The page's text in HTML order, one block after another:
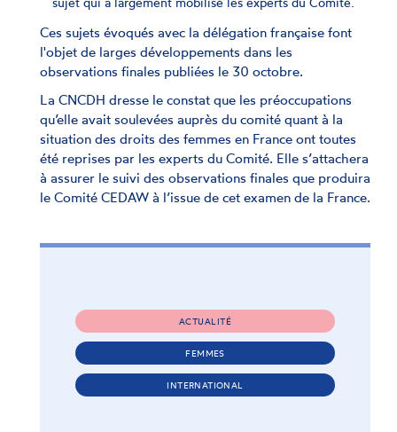
Ces sujets évoqués avec la délégation française font
l'objet de larges développements dans les
observations finales publiées le 30 octobre.
La CNCDH dresse le constat que les préoccupations
qu’elle avait soulevées auprès du comité quant à la
situation des droits des femmes en France ont toutes
été reprises par les experts du Comité. Elle s’attachera
à assurer le suivi des observations finales que produira
le Comité CEDAW à l’issue de cet examen de la France.
ACTUALITÉ
FEMMES
INTERNATIONAL